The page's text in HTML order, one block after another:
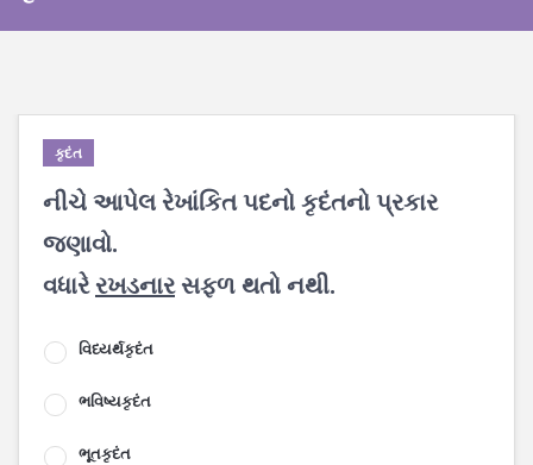
કૃદંત
નીચે આપેલ રેખાંકિત પદનો કૃદંતનો પ્રકાર
જણાવો.
વધારેરખડનારસફળ થતો નથી.
વિધ્યર્થકૃદંત
ભવિષ્યકૃદંત
ભૂતકૃદંત